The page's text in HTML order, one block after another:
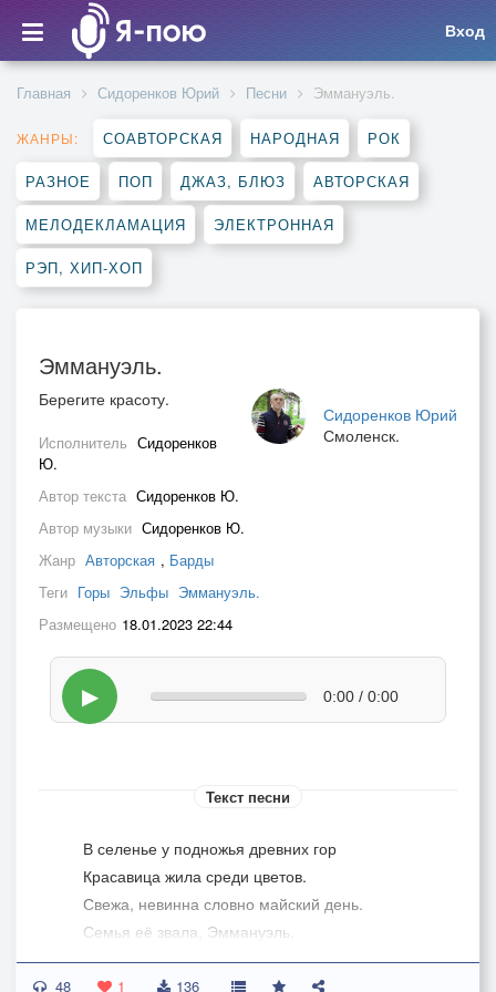
Вход
Главная Сидоренков Юрий Песни Эммануэль.
ЖАНРЫ: СОАВТОРСКАЯ НАРОДНАЯ РОК
РАЗНОЕ ПОП ДЖАЗ, БЛЮЗ АВТОРСКАЯ
МЕЛОДЕКЛАМАЦИЯ ЭЛЕКТРОННАЯ
РЭП, ХИП-ХОП
Эммануэль.
Сидоренков Юрий
Смоленск.
Берегите красоту.
Исполнитель Сидоренков
Ю.
Автор текста Сидоренков Ю.
Автор музыки Сидоренков Ю.
Жанр Авторская , Барды
Теги Горы Эльфы Эммануэль.
Размещено 18.01.2023 22:44
▶ 0:00 / 0:00
Текст песни
В селенье у подножья древних гор
Красавица жила среди цветов.
Свежа, невинна словно майский день.
Семья её звала, Эммануэль.
Жила, цвела не ведая забот,
48 1 136